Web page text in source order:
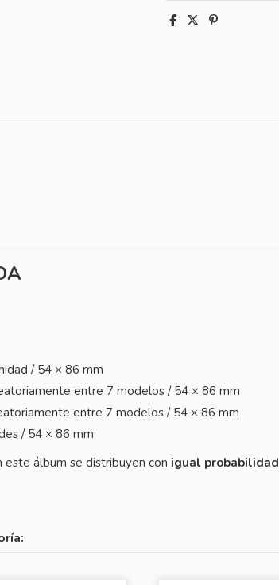
/ 54 × 86 mm
entre 7 modelos / 54 × 86 mm
entre 7 modelos / 54 × 86 mm
/ 54 × 86 mm
álbum se distribuyen con igual probabilidad